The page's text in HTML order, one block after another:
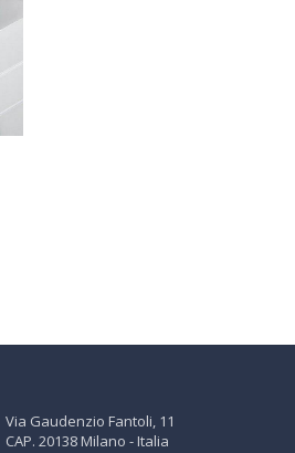
Via Gaudenzio Fantoli, 11
CAP. 20138 Milano - Italia